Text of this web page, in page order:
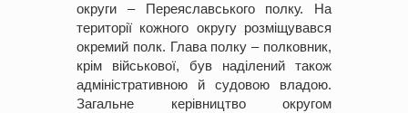
округи – Переяславського полку. На
території кожного округу розміщувався
окремий полк. Глава полку – полковник,
крім військової, був наділений також
адміністративною й судовою владою.
Загальне керівництво округом